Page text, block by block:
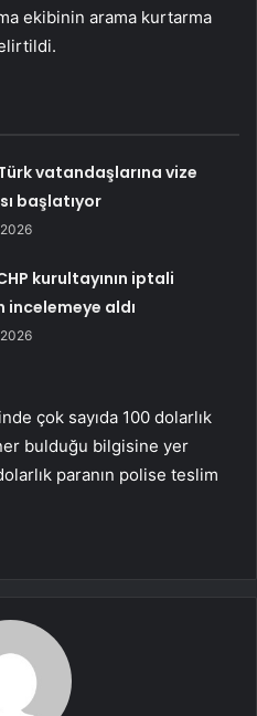
ekibinin arama kurtarma
vatandaşlarına vize
başlatıyor
kurultayının iptali
incelemeye aldı
çok sayıda 100 dolarlık
bulduğu bilgisine yer
paranın polise teslim